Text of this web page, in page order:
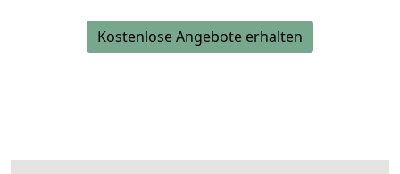
Kostenlose Angebote erhalten